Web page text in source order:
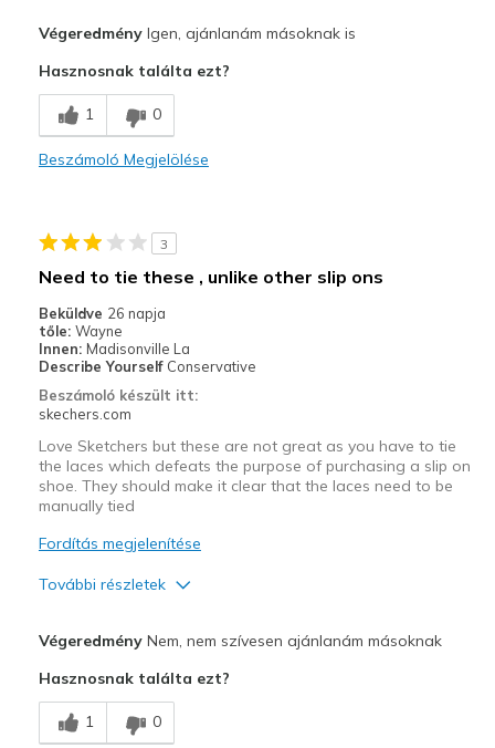
Comfortable
Stylish
Going Out
Travel
Width
Feels true to width
Sizing
View On Shoes
I'm Really Into Shoes
VégeredményIgen, ajánlanám másoknak is
Hasznosnak találta ezt?
1 0
Beszámoló Megjelölése
3
Need to tie these , unlike other slip ons
Beküldve 26 napja
tőle: Wayne
Innen: Madisonville La
Describe Yourself Conservative
Beszámoló készült itt:
skechers.com
Love Sketchers but these are not great as you have to tie
the laces which defeats the purpose of purchasing a slip on
shoe. They should make it clear that the laces need to be
manually tied
Fordítás megjelenítése
További részletek
Kontra
Need to tie the shoe
VégeredményNem, nem szívesen ajánlanám másoknak
Hasznosnak találta ezt?
1 0